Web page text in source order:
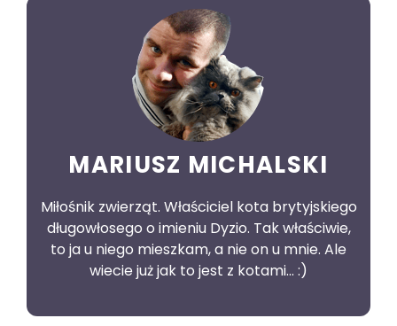
MARIUSZ MICHALSKI
Miłośnik zwierząt. Właściciel kota brytyjskiego
długowłosego o imieniu Dyzio. Tak właściwie,
to ja u niego mieszkam, a nie on u mnie. Ale
wiecie już jak to jest z kotami... :)